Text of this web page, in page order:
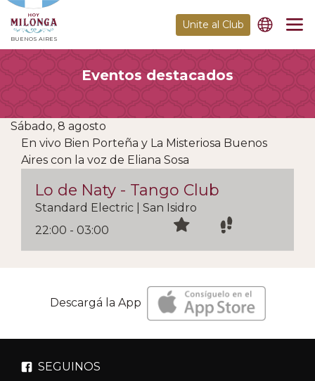
BUENOS AIRES
Unite al Club
Eventos destacados
Sábado, 8 agosto
En vivo Bien Porteña y La Misteriosa Buenos
Aires con la voz de Eliana Sosa
Lo de Naty - Tango Club
Standard Electric | San Isidro
22:00 - 03:00
Descargá la App
SEGUINOS